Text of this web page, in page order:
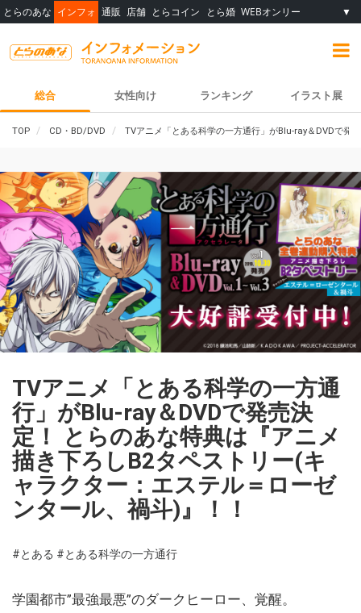
とらのあな インフォ 通販 店舗 とらコイン とら婚 WEBオンリー ▼
総合 女性向け ランキング イラスト展
TOP CD・BD/DVD TVアニメ「とある科学の一方通行」がBlu-ray＆DVDで発
TVアニメ「とある科学の一方通
行」がBlu-ray＆DVDで発売決
定！ とらのあな特典は『アニメ
描き下ろしB2タペストリー(キ
ャラクター：エステル＝ローゼ
ンタール、禍斗)』！！
#とある #とある科学の一方通行
学園都市”最強最悪”のダークヒーロー、覚醒。